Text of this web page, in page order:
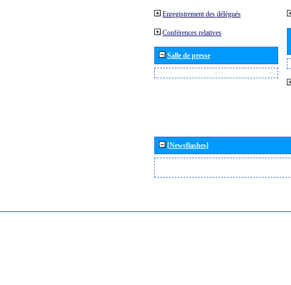
Enregistrement des délégués
Conférences relatives
Salle de presse
[Newsflashes]